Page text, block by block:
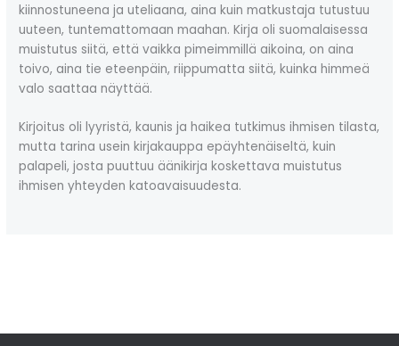
kiinnostuneena ja uteliaana, aina kuin matkustaja tutustuu
uuteen, tuntemattomaan maahan. Kirja oli suomalaisessa
muistutus siitä, että vaikka pimeimmillä aikoina, on aina
toivo, aina tie eteenpäin, riippumatta siitä, kuinka himmeä
valo saattaa näyttää.
Kirjoitus oli lyyristä, kaunis ja haikea tutkimus ihmisen tilasta,
mutta tarina usein kirjakauppa epäyhtenäiseltä, kuin
palapeli, josta puuttuu äänikirja koskettava muistutus
ihmisen yhteyden katoavaisuudesta.